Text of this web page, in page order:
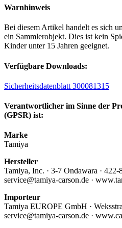
Warnhinweis
Bei diesem Artikel handelt es sich
ein Sammlerobjekt. Dies ist kein
Kinder unter 15 Jahren geeignet.
Verfügbare Downloads:
Sicherheitsdatenblatt 300081315
Verantwortlicher im Sinne der
(GPSR) ist:
Marke
Tamiya
Hersteller
Tamiya, Inc. · 3-7 Ondawara · 422-
service@tamiya-carson.de ·
Importeur
Tamiya EUROPE GmbH ·
service@tamiya-carson.de ·